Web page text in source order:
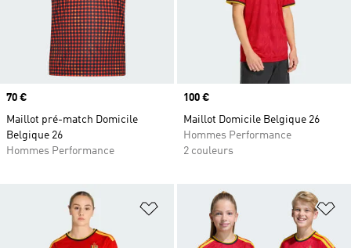
Prix
70 €
Maillot pré-match Domicile
Belgique 26
Hommes Performance
Prix
100 €
Maillot Domicile Belgique 26
Hommes Performance
2 couleurs
Ajouter à la Liste de produits